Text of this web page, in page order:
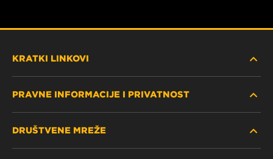
KRATKI LINKOVI
GDJE KUPITI
PRAVNE INFORMACIJE I PRIVATNOST
DRUŠTVENE MREŽE